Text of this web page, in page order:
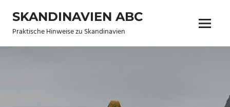
Inhalt
springen
SKANDINAVIEN ABC
Praktische Hinweise zu Skandinavien Menü